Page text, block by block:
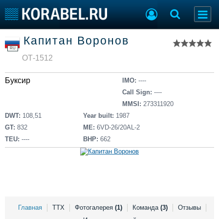
Тип судна
Добавить судно
Добавить проект
Судостроение
Работа
Материалы
Конференции Флот
RU
Капитан Воронов
ОТ-1512
Буксир IMO: ----
Call Sign: ----
MMSI: 273311920
DWT: 108,51
GT: 832
TEU: ----
Year built: 1987
ME: 6VD-26/20AL-2
BHP: 662
Главная ТТХ Фотогалерея (1) Команда (3)
Отзывы